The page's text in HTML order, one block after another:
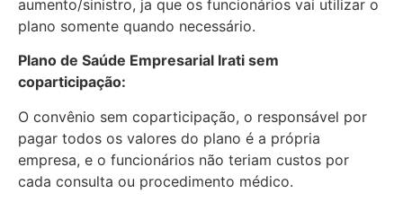
aumento/sinistro, ja que os funcionários vai utilizar o
plano somente quando necessário.
Plano de Saúde Empresarial Irati sem
coparticipação:
O convênio sem coparticipação, o responsável por
pagar todos os valores do plano é a própria
empresa, e o funcionários não teriam custos por
cada consulta ou procedimento médico.